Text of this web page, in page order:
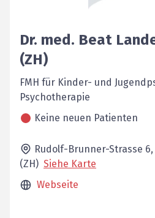
Dr. med. Beat
(ZH)
FMH für Kinder- und
Psychotherapie
Keine neuen Patienten
Rudolf-Brunner-Strasse 6,
(ZH) Siehe Karte
Webseite